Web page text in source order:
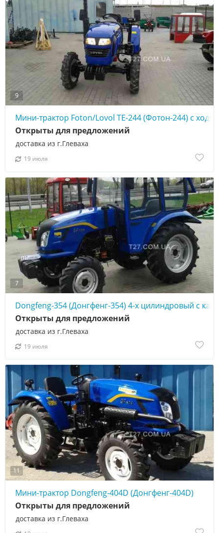
9
Мини-трактор Foton/Lovol TE-244 (Фотон-244) с
доставка из г.Глеваха
Открыты для предложений
19 июля
7
Dongfeng-354 (Донгфенг-354) 4-х цилиндровый с
доставка из г.Глеваха
Открыты для предложений
19 июля
11
Мини-трактор Dongfeng-404D (Донгфенг-404D)
доставка из г.Глеваха
Открыты для предложений